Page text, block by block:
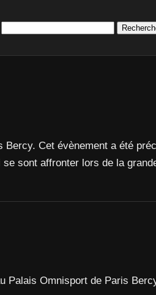
Cet évènement a été
sont affronter lors de la
Palais Omnisport de Paris